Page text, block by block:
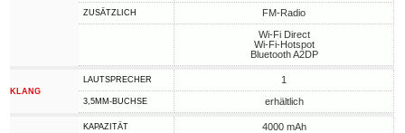
ZUSÄTZLICH
FM-Radio
Wi-Fi Direct
Wi-Fi-Hotspot
Bluetooth A2DP
KLANG
LAUTSPRECHER 1
3,5MM-BUCHSE erhältlich
KAPAZITÄT 4000 mAh